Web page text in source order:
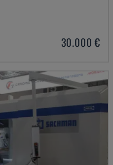
30.000 €